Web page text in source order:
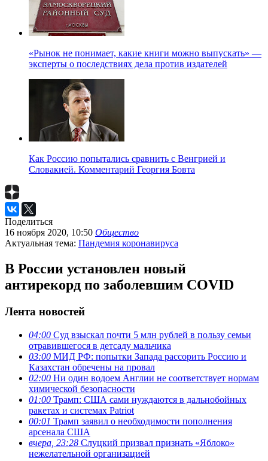
«Рынок не понимает, какие книги можно выпускать» —
эксперты о последствиях дела против издателей
Как Россию попытались сравнить с Венгрией и
Словакией. Комментарий Георгия Бовта
Поделиться
16 ноября 2020, 10:50 Общество
Актуальная тема: Пандемия коронавируса
В России установлен новый
антирекорд по заболевшим COVID
Лента новостей
04:00 Суд взыскал почти 5 млн рублей в пользу семьи
отравившегося в детсаду мальчика
03:00 МИД РФ: попытки Запада рассорить Россию и
Казахстан обречены на провал
02:00 Ни один водоем Англии не соответствует нормам
химической безопасности
01:00 Трамп: США сами нуждаются в дальнобойных
ракетах и системах Patriot
00:01 Трамп заявил о необходимости пополнения
арсенала США
вчера, 23:28 Слуцкий призвал признать «Яблоко»
нежелательной организацией